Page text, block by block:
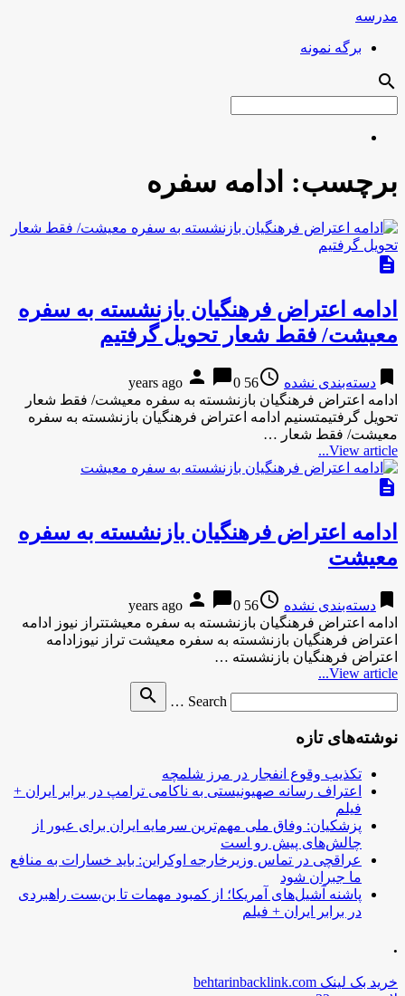
مدرسه
برگه نمونه
search
برچسب: ادامه سفره
description
ادامه اعتراض فرهنگیان بازنشسته به سفره
معیشت/ فقط شعار تحویل گرفتیم
bookmark دسته‌بندی نشده access_time
56 years ago
person chat_bubble0
ادامه اعتراض فرهنگیان بازنشسته به سفره معیشت/ فقط شعار
تحویل گرفتیمتسنیم ادامه اعتراض فرهنگیان بازنشسته به سفره
معیشت/ فقط شعار …
View article...
description
ادامه اعتراض فرهنگیان بازنشسته به سفره
معیشت
bookmark دسته‌بندی نشده access_time
56 years ago
person chat_bubble0
ادامه اعتراض فرهنگیان بازنشسته به سفره معیشتتراز نیوز ادامه
اعتراض فرهنگیان بازنشسته به سفره معیشت تراز نیوزادامه
اعتراض فرهنگیان بازنشسته …
View article...
Search …
search
نوشته‌های تازه
تکذیب وقوع انفجار در مرز شلمچه
اعتراف رسانه صهیونیستی به ناکامی ترامپ در برابر ایران +
فیلم
پزشکیان: وفاق ملی مهم‌ترین سرمایه ایران برای عبور از
چالش‌های پیش رو است
عراقچی در تماس وزیرخارجه اوکراین: باید خسارات به منافع
ما جبران شود
پاشنه آشیل‌های آمریکا؛ از کمبود مهمات تا بن‌بست راهبردی
در برابر ایران + فیلم
.
خرید بک لینک behtarinbacklink.com